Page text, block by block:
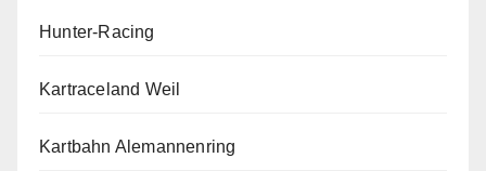
Hunter-Racing
Kartraceland Weil
Kartbahn Alemannenring